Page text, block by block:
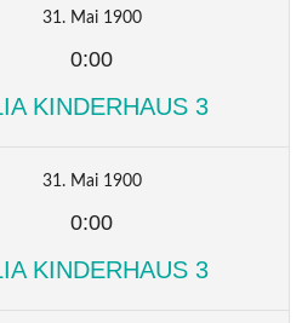
31. Mai 1900
0:00
KINDERHAUS 3
31. Mai 1900
0:00
KINDERHAUS 3